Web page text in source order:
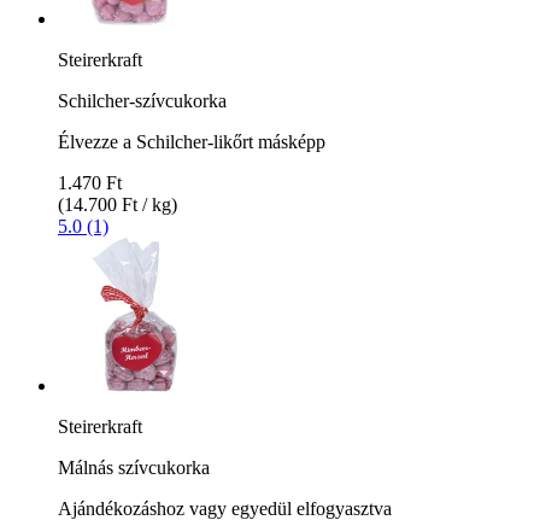
Steirerkraft
Schilcher-szívcukorka
Élvezze a Schilcher-likőrt másképp
1.470 Ft
(14.700 Ft / kg)
5.0 (1)
Steirerkraft
Málnás szívcukorka
Ajándékozáshoz vagy egyedül elfogyasztva